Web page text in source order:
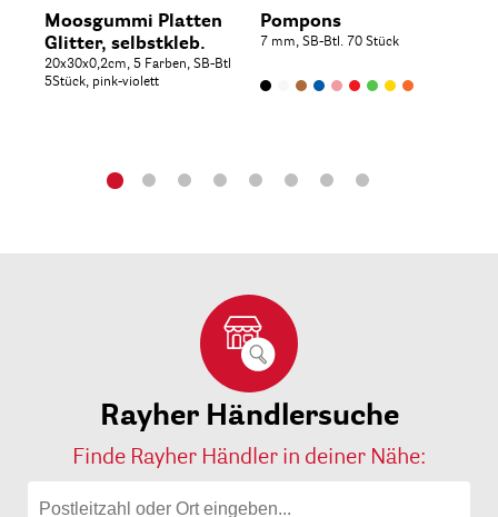
Moosgummi Platten
Glitter, selbstkleb.
20x30x0,2cm, 5 Farben, SB-Btl
5Stück, pink-violett
Pompons
7 mm, SB-Btl. 70 Stück
Rayher Händlersuche
Finde Rayher Händler in deiner Nähe: